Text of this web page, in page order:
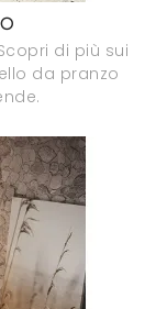
di più sui
da pranzo